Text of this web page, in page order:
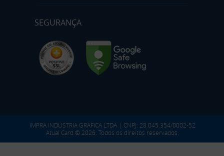
SEGURANÇA
IMPRA INDUSTRIA GRAFICA LTDA | CNPJ: 28.045.354/0002-52
Atual Card © 2026. Todos os direitos reservados.